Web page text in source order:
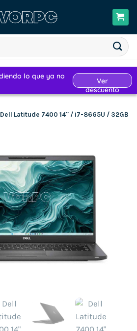
Dell Latitude 7400 14″ / i7-8665U / 32GB